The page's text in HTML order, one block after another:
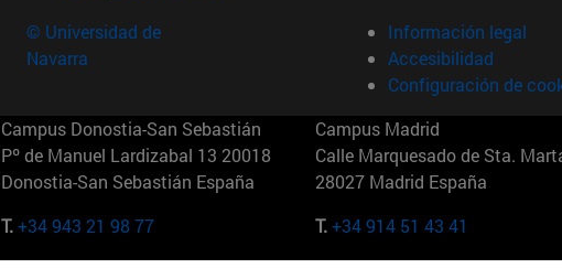
© Universidad de
Navarra
Información legal
Accesibilidad
Configuración de
Campus Donostia-San Sebastián
Pº de Manuel Lardizabal 13 20018
Donostia-San Sebastián España
T.+34 943 21 98 77
Campus Madrid
Calle Marquesado de Sta.
28027 Madrid España
T.+34 914 51 43 41